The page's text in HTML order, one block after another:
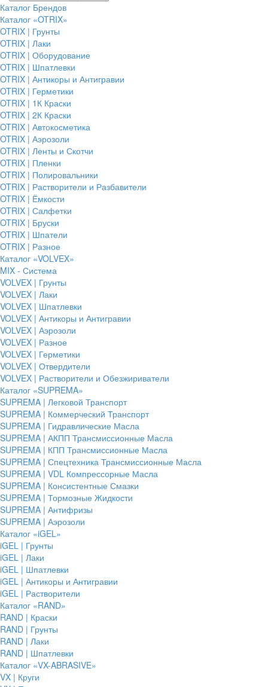
Каталог Брендов
Каталог «OTRIX»
OTRIX | Грунты
OTRIX | Лаки
OTRIX | Оборудование
OTRIX | Шпатлевки
OTRIX | Антикоры и Антигравии
OTRIX | Герметики
OTRIX | 1К Краски
OTRIX | 2К Краски
OTRIX | Автокосметика
OTRIX | Аэрозоли
OTRIX | Ленты и Скотчи
OTRIX | Пленки
OTRIX | Полировальники
OTRIX | Растворители и Разбавители
OTRIX | Ёмкости
OTRIX | Салфетки
OTRIX | Бруски
OTRIX | Шпатели
OTRIX | Разное
Каталог «VOLVEX»
MIX - Система
VOLVEX | Грунты
VOLVEX | Лаки
VOLVEX | Шпатлевки
VOLVEX | Антикоры и Антигравии
VOLVEX | Аэрозоли
VOLVEX | Разное
VOLVEX | Герметики
VOLVEX | Отвердители
VOLVEX | Растворители и Обезжириватели
Каталог «SUPREMA»
SUPREMA | Легковой Транспорт
SUPREMA | Коммерческий Транспорт
SUPREMA | Гидравлические Масла
SUPREMA | АКПП Трансмиссионные Масла
SUPREMA | КПП Трансмиссионные Масла
SUPREMA | Спецтехника Трансмиссионные Масла
SUPREMA | VDL Компрессорные Масла
SUPREMA | Консистентные Смазки
SUPREMA | Тормозные Жидкости
SUPREMA | Антифризы
SUPREMA | Аэрозоли
Каталог «iGEL»
iGEL | Грунты
iGEL | Лаки
iGEL | Шпатлевки
iGEL | Антикоры и Антигравии
iGEL | Растворители
Каталог «RAND»
RAND | Краски
RAND | Грунты
RAND | Лаки
RAND | Шпатлевки
Каталог «VX-ABRASIVE»
VX | Круги